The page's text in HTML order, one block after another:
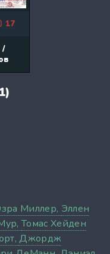
17
/
Миллер, Эллен
Томас Хейден
Джордж